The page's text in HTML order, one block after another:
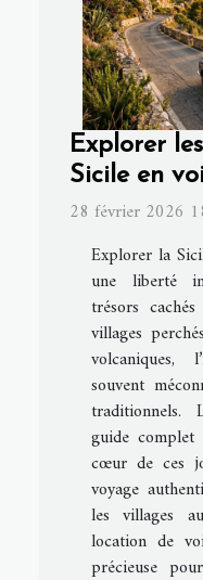
Explorer
Sicile en
28 février 2026
Explorer la
une liberté
trésors
villages
volcaniques,
souvent
traditionnels.
guide
cœur de ces
voyage
les villages
location de
précieuse